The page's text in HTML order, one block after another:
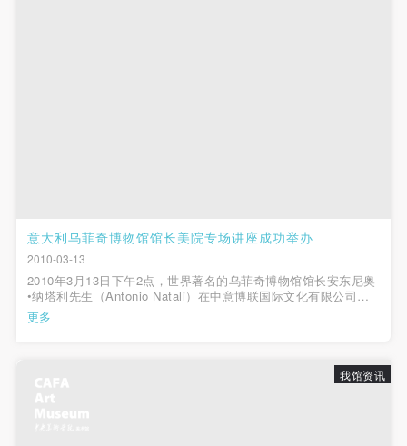
意大利乌菲奇博物馆馆长美院专场讲座成功举办
2010-03-13
2010年3月13日下午2点，世界著名的乌菲奇博物馆馆长安东尼奥
•纳塔利先生（Antonio Natali）在中意博联国际文化有限公司总
裁阿罗•盖坦尼及执行总裁康健先生的陪同下，到达中央美术学院
美术馆。尽管是周六，天气寒冷，美术馆国际会议厅依然座无虚
更多
我馆资讯